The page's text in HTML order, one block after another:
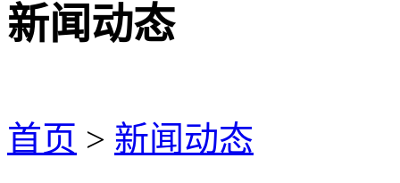
新闻动态
首页 > 新闻动态